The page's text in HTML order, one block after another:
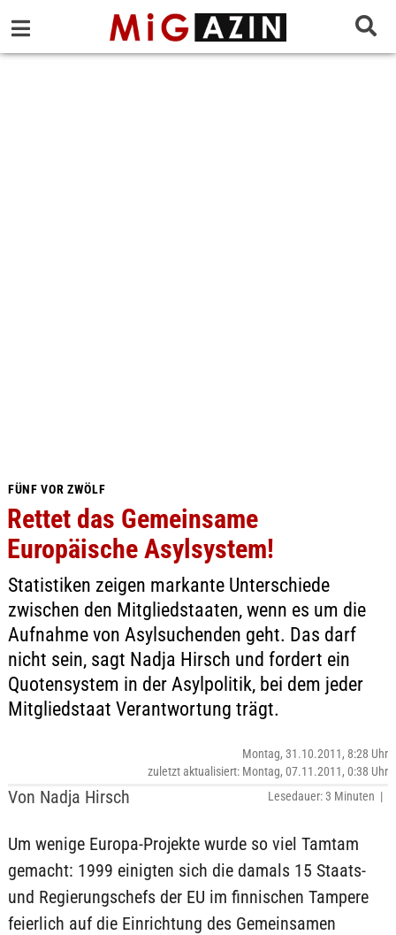
FÜNF VOR ZWÖLF
Rettet das Gemeinsame
Europäische Asylsystem!
Statistiken zeigen markante Unterschiede
zwischen den Mitgliedstaaten, wenn es um die
Aufnahme von Asylsuchenden geht. Das darf
nicht sein, sagt Nadja Hirsch und fordert ein
Quotensystem in der Asylpolitik, bei dem jeder
Mitgliedstaat Verantwortung trägt.
Von Nadja Hirsch
Montag, 31.10.2011, 8:28 Uhr
zuletzt aktualisiert: Montag, 07.11.2011, 0:38 Uhr
Lesedauer: 3 Minuten |
Um wenige Europa-Projekte wurde so viel Tamtam
gemacht: 1999 einigten sich die damals 15 Staats-
und Regierungschefs der EU im finnischen Tampere
feierlich auf die Einrichtung des Gemeinsamen